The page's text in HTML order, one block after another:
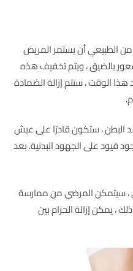
، من الطبيعي أن يستمر المريض
بالضيق ، ويتم تخفيف هذه
الوقت ، ستتم إزالة الضمادة
البطن ، ستكون قادرًا على عيش
قيود على الجهود البدنية. بعد
، سيتمكن المرضى من ممارسة
، يمكن إزالة الحزام بين